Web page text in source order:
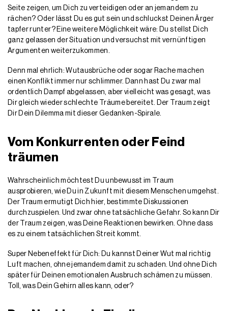
Seite zeigen, um Dich zu verteidigen oder an jemandem zu
rächen? Oder lässt Du es gut sein und schluckst Deinen Ärger
tapfer runter? Eine weitere Möglichkeit wäre: Du stellst Dich
ganz gelassen der Situation und versuchst mit vernünftigen
Argumenten weiterzukommen.
Denn mal ehrlich: Wutausbrüche oder sogar Rache machen
einen Konflikt immer nur schlimmer. Dann hast Du zwar mal
ordentlich Dampf abgelassen, aber vielleicht was gesagt, was
Dir gleich wieder schlechte Träume bereitet. Der Traum zeigt
Dir Dein Dilemma mit dieser Gedanken-Spirale.
Vom Konkurrenten oder Feind
träumen
Wahrscheinlich möchtest Du unbewusst im Traum
ausprobieren, wie Du in Zukunft mit diesem Menschen umgehst.
Der Traum ermutigt Dich hier, bestimmte Diskussionen
durchzuspielen. Und zwar ohne tatsächliche Gefahr. So kann Dir
der Traum zeigen, was Deine Reaktionen bewirken. Ohne dass
es zu einem tatsächlichen Streit kommt.
Super Nebeneffekt für Dich: Du kannst Deiner Wut mal richtig
Luft machen, ohne jemandem damit zu schaden. Und ohne Dich
später für Deinen emotionalen Ausbruch schämen zu müssen.
Toll, was Dein Gehirn alles kann, oder?